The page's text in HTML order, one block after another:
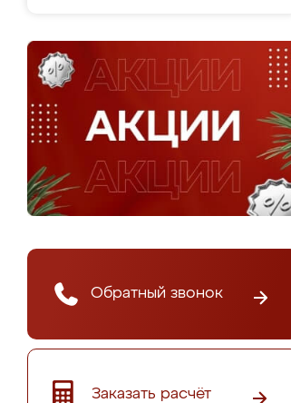
Обратный звонок
Заказать расчёт